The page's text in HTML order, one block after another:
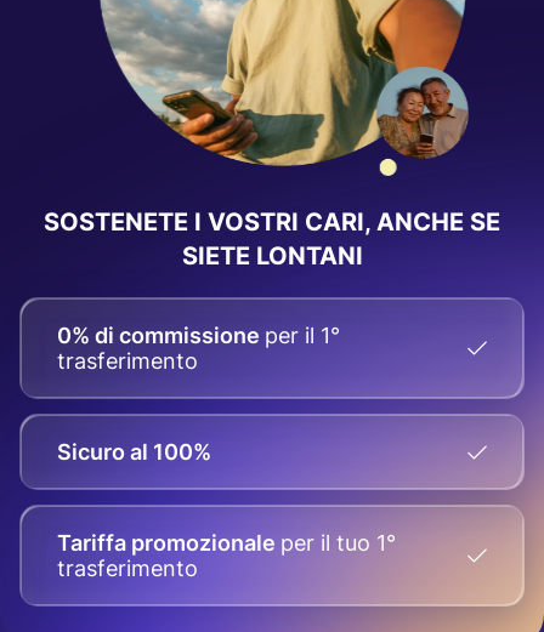
SOSTENETE I VOSTRI CARI, ANCHE SE
SIETE LONTANI
0% di commissione per il 1°
trasferimento
Sicuro al 100%
Tariffa promozionale per il tuo 1°
trasferimento